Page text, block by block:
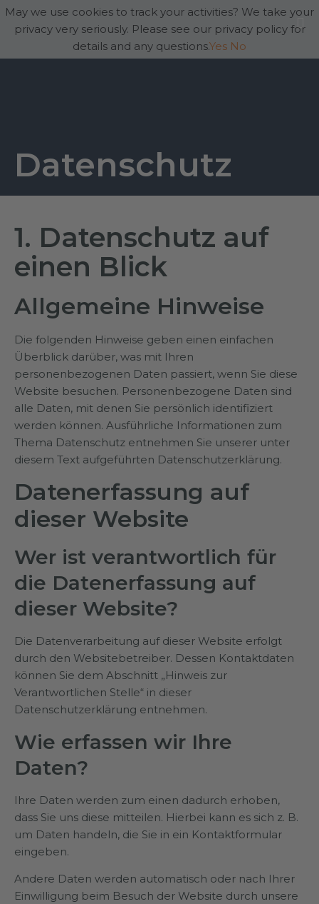
Datenschutz
1. Datenschutz auf
einen Blick
Allgemeine Hinweise
Die folgenden Hinweise geben einen einfachen
Überblick darüber, was mit Ihren
personenbezogenen Daten passiert, wenn Sie diese
Website besuchen. Personenbezogene Daten sind
alle Daten, mit denen Sie persönlich identifiziert
werden können. Ausführliche Informationen zum
Thema Datenschutz entnehmen Sie unserer unter
diesem Text aufgeführten Datenschutzerklärung.
Datenerfassung auf
dieser Website
Wer ist verantwortlich für
die Datenerfassung auf
dieser Website?
Die Datenverarbeitung auf dieser Website erfolgt
durch den Websitebetreiber. Dessen Kontaktdaten
können Sie dem Abschnitt „Hinweis zur
Verantwortlichen Stelle“ in dieser
Datenschutzerklärung entnehmen.
Wie erfassen wir Ihre
Daten?
Ihre Daten werden zum einen dadurch erhoben,
dass Sie uns diese mitteilen. Hierbei kann es sich z. B.
um Daten handeln, die Sie in ein Kontaktformular
eingeben.
Andere Daten werden automatisch oder nach Ihrer
Einwilligung beim Besuch der Website durch unsere
May we use cookies to track your activities? We take your
privacy very seriously. Please see our privacy policy for
details and any questions.Yes No